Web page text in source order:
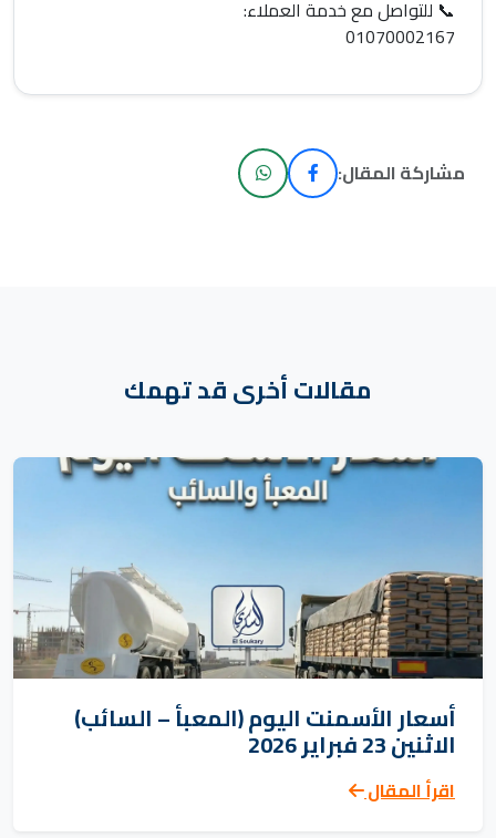
📞 للتواصل مع خدمة العملاء:
01070002167
مشاركة المقال:
مقالات أخرى قد تهمك
أسعار الأسمنت اليوم (المعبأ – السائب)
الاثنين 23 فبراير 2026
اقرأ المقال